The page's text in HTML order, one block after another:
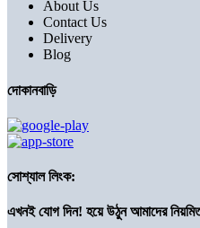
About Us
Contact Us
Delivery
Blog
দোকানবাড়ি
সোশ্যাল লিংক:
এখনই যোগ দিন! হয়ে উঠুন আমাদের